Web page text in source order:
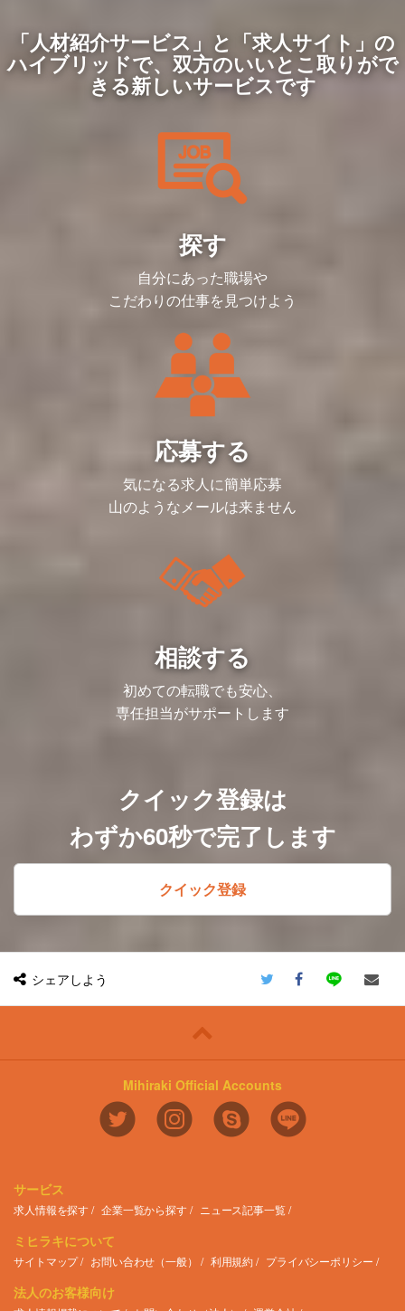
ャリアを築くことができます。
＜キャリアイメージ＞
・現場での経験を活かし、特定分野で専門
性を高める
・リーダーシップを発揮し、マネジメント
・異なる領域や職務を経験し、スキルを拡
・部門や領域を横断して、事業全体の責任
キャリアパスの正解は一つではありませ
あなたが描きたい成長曲線を、私たちと一
緒に形にしていきましょう。
＜入社後の流れ＞
入社後は全体研修を実施し、会社の理念や
事業内容、各種制度について説明します。
でキャッチアップを進めていただきます。
即戦力としてご活躍いただけるよう、必要
に応じてサポートしますので、不明点や困
りごとは気軽に相談できる環境です。
・記載の勤務場所および会社の指定する場
・事業や所属部門の状況の変化等により、
会社の指示する職務内容へ変更することが
業時間を変更することがある
キャリアパスの正解は一つではありませ
ん。
あなたが描きたい成長曲線を、私たちと一
緒に形にしていきましょう。
入社後は全体研修を実施し、会社の理念や
事業内容、各種制度について説明します。
その後は、配属部署にて実務を通じたOJT
でキャッチアップを進めていただきます。
即戦力としてご活躍いただけるよう、必要
に応じてサポートしますので、不明点や困
制強化のためです。
＜補足＞
・記載の勤務場所および会社の指定する場
・事業や所属部門の状況の変化等により、
会社の指示する職務内容へ変更することが
・事業や所属部門の状況変化等により、就
業時間を変更することがある
・社会課題となっている質の高い介護障害
福祉事業の継続提供に対して貢献をしっか
りとできている事業のため、仕事を通じて
社会貢献ができる
・オペレーショナルエクセレンスを自らの
＜将来のキャリアパス＞
同社は一人ひとりの志向や適性を重視して
共にキャリアを築くことを目指しており、
専門職から管理職、さらには異業種への挑
戦まで、多様なキャリアプランを実現する
また、介護・障害福祉事業者向けの
SaaS、ヘルスケア、シニアライフ、海外
事業など、
幅広い領域でBtoB/BtoCの事業を展開して
おり、その数は40を超えます。
そのため、転職せずに多様なビジネスモデ
ャリアを築くことができます。
＜キャリアイメージ＞
・現場での経験を活かし、特定分野で専門
・リーダーシップを発揮し、マネジメント
・異なる領域や職務を経験し、スキルを拡
・部門や領域を横断して、事業全体の責任
キャリアパスの正解は一つではありませ
緒に形にしていきましょう。
＜入社後の流れ＞
入社後は全体研修を実施し、会社の理念や
でキャッチアップを進めていただきます。
即戦力としてご活躍いただけるよう、必要
に応じてサポートしますので、不明点や困
りごとは気軽に相談できる環境です。
【募集背景】
っていただく方を募集します。
介護・障害福祉業界は多くの中小零細事業
や物価高も重なり年々経営の厳しさは増し
ています。
者向けSaaS）では、購買力が低い中小零
介護・障害福祉事業者の運営に必要なモノ
支援を行っています。
購買支援領域の提供商材は現在8商材あり
ますが、その中で最も成長しているのがモ
バイルやタブレットのレンタル事業です。
り、今後も継続的な成長が見込まれること
りました。
主な業務としては、日々モバイルやタブレ
ットの注文を受け付ける中で、お申し込み
の管理や倉庫側への出荷指示、契約状態の
管理などを担当していただきます。
ため、幅広い業務スキルを磨いていただけ
＜その他環境＞
■働き方
・1時間単位で有給取得可能
まえ、改善を行っていただきます
・リクルーター/面接官として人材の見極
め/正しい会社の訴求
‐同社が求める人材要件に合致している
かの見極め力を高めていただくこと、会社
・（ご経験スキルに応じて）組織マネジメ
ントもお任せいたします
＜仕事のやりがい・働く魅力＞
・新卒採用全般に対し幅広い業務経験を積
戦略に深く関わる事が可能です。
・新卒採用以外にも活かしていける戦略立
案力・企画設計力・実行力が身に付きま
・新卒採用責任者へのキャリアアップ
・キャリア人材開発部内でのグループ異動
（中途採用・人事企画へ）
・コーポレート部門での全社人事（他事業
の採用や労務や人事制度など）へのキャリ
・事業サイド（間接部門・育成や研修など
・HRBPとしてのキャリアアップ
など、ご自身の能力次第で、人事内での拡
張はもちろんのこと、将来のキャリアは
様々な可能性があります。
＜入社後の流れ＞
その後は、配属部署にて実務を通じたOJT
でキャッチアップを進めていただきます。
即戦力としてご活躍いただけるよう、必要
に応じてサポートしますので、不明点や困
＜募集背景＞
会社の成長に伴い人事組織の再編を行って
おり、新たに新卒採用リーダーポジション
を配置していく予定です。同社は複数の事
業モデル・フェーズが存在し、変化し成長
し続けています。
ともに満たしていくため、各事業の状況を
深くキャッチアップしながら、採用マーケ
ットの深い理解をもとに、人・組織の観点
から事業成長への貢献をすることが必要で
す。
配属となるキャリア人材開発部では、キャ
リア事業に特化し、新卒採用・中途採用・
人事企画といった機能組織から事業成長を
おります。
＜開発環境・利用ツール＞
■職務内容
・事業や所属部門の状況の変化等により、
会社の指示する職務内容へ変更することが
ある
■就業時間
生み出す成長企業であり、販管経理第一グ
ループではその最前線に立ち、最新の動向
を肌で感じることができます。また、新規
サービスのオペレーション構築という重要
な役割も担っており、経理の専門知識を活
クリエイティブな業務にも挑戦できます。
ルーティンワークは一部発生するものの、
業務の効率化を進め、会社の成長に直結す
る業務の比率を高めることを目指していま
す。常に事業部門と密接に連携し、最新の
事業状況や課題を共有しながら業務を進め
レクトに実感できる環境です。
販管経理第一グループでは、売上・請求・
入金といったルーティン業務をこなしなが
ら、事業部から寄せられるさまざまな課題
なって解決へと導く重要な役割を担ってい
経理の知識に加え、部門をまたいだファシ
リテーションを通じて、事業課題の解決に
も貢献していただきます。
また、成長を続ける事業を支え続けるため
には、業務の仕組みや枠組みの整備も欠か
な組織基盤を築いていくことも重要なミッ
ションです。
今回の募集では、こうした業務をリード
し、組織を牽引していただける将来のリー
ダー候補を求めています。
・受注・売上の承認（エビデンス確認）
・請求書発行・入金業務
・事業部門からの問い合わせ対応、問題解
・J-SOX等の監査対応
・グループメンバーのマネジメント
・チーム目標の設定と達成に向けた取り組
み など
※これまでのご経験やご志向を伺いなが
ら、役割を柔軟に調整させていただきます
同社は会社に貢献できる変化や修正であれ
ば、他者への協力を惜しまない風土です。
協力的な環境で規模の大きい改修やプロジ
ェクトを率いる経験を得られます。
＜将来のキャリアパス＞
同社は一人ひとりの志向や適性を重視して
共にキャリアを築くことを目指しており、
また、介護・障害福祉事業者向けの
SaaS、ヘルスケア、シニアライフ、海外
事業など、
おり、その数は40を超えます。
そのため、転職せずに多様なビジネスモデ
ルや事業フェーズに挑戦し、自分らしいキ
＜キャリアイメージ＞
・現場での経験を活かし、特定分野で専門
性を高める
・リーダーシップを発揮し、マネジメント
スキルを磨く
ん。
あなたが描きたい成長曲線を、私たちと一
緒に形にしていきましょう。
＜入社後の流れ＞
■財務企画部には以下の４つのグループが
あります。
（１）販管経理第一グループ・・・エス・
エム・エスの基幹事業に関する債権管理・
（２）販管経理第二グループ・・・SaaS
事業（カイポケ）に特化した、債権管理・
得意先対応のプロセス設計・運用を担う
（３）経理財務グループ・・・経理財務業
務及び会社横断のプロセス設計・運用を担
である人材紹介サービスを始め、様々な事
業の推進をサポートしつつ、バックオフィ
（５）海外子会社管理グループ・・・海外
子会社の経理・財務オペレーションの改善
を担う
■販管経理第二グループが支えるSaaS事業
（カイポケ）について
サービス品質向上を目的としたサブスクリ
プション型のクラウドサービスであり、具
ど、多岐にわたる機能を提供しています。
30,000を超える介護事業所が利用する、
まさに業界の発展に不可欠なインフラで
す。私たちは、そのサービスを陰ながら支
え、事業部門の皆様が安心してサービスを
提供できる環境づくりに貢献しています。
例えば、「カイポケ」の機能の一つである
利用料の口座振替サービスでは、その集計
から振り込みまでを担い、サービスの根幹
を支えています。また、請求・入金データ
対応を円滑にし、ひいては利用者様の満足
度向上にも繋がります。
私たちの仕事は、決して目立つものではあ
りません。しかし、その一つ一つが、介護
事業者の皆様の経営を支え、地域社会全体
の安心に繋がる、非常に重要な役割を担っ
イポケ）に特化し、債権管理や得意先対応
のプロセス設計・運用を担っています。
顧客からの問い合わせ対応や、顧客サポー
ト部門との連携を通じて、お客様の声を直
接聞き、サービス改善に貢献できるのもこ
し、ルールが複雑化するという課題もあり
ます。そのため、事業を支える業務の遂行
だけでなく、組織の仕組みや枠組みを整
み、事業と組織の成長をリードしていただ
ける将来のリーダー候補を求めています。
・売上・請求・入金対応、債権管理など、
・顧客対応、事業部門からの問い合わせ対
・顧客サポート部門のフォロー
・業務改善（事業部門・システム部門と協
力して実施）
・現行ルールの見直し
※これまでのご経験やご志向を伺いなが
ら、役割を柔軟に調整させていただきます
あなたのリーダーシップと行動力で、販管
経理第二グループをより良いチームにして
いきましょう！
＜仕事のやりがい・働く魅力＞
■ この仕事で得られるもの
【配属部署】
配属部署：経営管理本部経営インフラ部戦
略総務グループのいずれかのチームへの配
属となります。
・調達購買：2名（他、業務委託社員1
・オフィス総務：7名（他、アルバイト社
・ITヘルプデスク：4名（他、業務委託社
コーポレート部門の立場から全社もしくは
複数組織を横断するプロジェクトを推進し
ていただきます。
目下推進している、もしくは推進予定のプ
＜調達購買チーム＞
・全社コストの適正化
└仕入先へのコスト交渉/仕入先変更
└集中購買の実現
└上記をスムーズに行うための仕組みづ
・全社購買物の管理・可視化及び情報基盤
＜オフィス総務チーム＞
・本社・各事業所の移転/レイアウト変更
・従業員の働き方改革×オフィス面積効率
なお入社時は上記いずれかの組織配属を予
定しておりますが、将来的に役割や領域の
統合・拡張を見据えており、1つの組織・
にも携わって頂く可能性がございます。
以下、定常業務の一部抜粋です。
＜調達購買チーム＞
・購買フローシステムの管理
・購買関連WF承認
・オフィス飲食環境（ウォーターサーバ
ー、飲料・食品自販機など）の管理
【仕事のやりがい・働く魅力】
・会社成長/全従業員への価値提供が可能
踏まえた意思決定に携わる機会がありま
きく貢献できる手応えを感じられます。
ながら、全社的な視点で課題を解決してい
感を得られます。
さらに、自身の成果が会社全体の生産性や
働きやすさ向上に直結する点も魅力です。
・プロジェクトマネジメントの経験/スキ
オフィス移転や購買業務のコスト削減とい
った具体的な取り組みだけでなく、プロジ
ェクトをリードし、組織や仕組みを変革す
る醍醐味があります。
また、業務を通じて社内外の幅広いステー
クホルダーと連携することで、自身のスキ
うあるべきと定めているものはなく、個人
成していくべきだと考えています。
そのため、ご自身のキャリア志向次第でど
のようなキャリアプランも実現可能性がご
ご経験やご希望次第で、コーポレート領域
「人材紹介サービス」と「求人サイト」の
ハイブリッドで、 双方のいいとこ取りがで
きる新しいサービスです
探す
自分にあった職場や
こだわりの仕事を見つけよう
応募する
気になる求人に簡単応募
山のようなメールは来ません
相談する
初めての転職でも安心、
専任担当がサポートします
クイック登録は
わずか60秒で完了します
クイック登録
シェアしよう
Mihiraki Official Accounts
サービス
求人情報を探す 企業一覧から探す ニュース記事一覧
ミヒラキについて
サイトマップ お問い合わせ（一般） 利用規約 プライバシーポリシー
法人のお客様向け